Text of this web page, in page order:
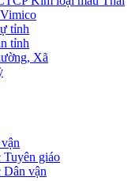
tỉnh
tỉnh
Xã
Tuyên giáo
Dân vận